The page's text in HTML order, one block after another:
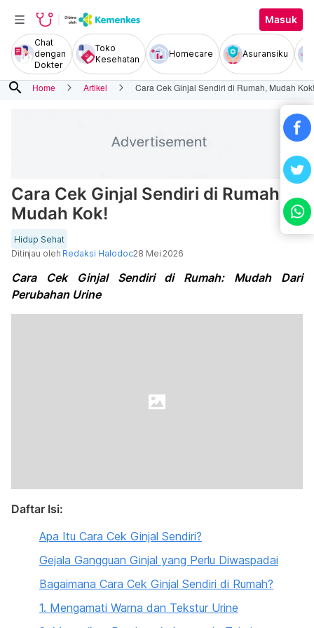
Masuk
Chat
dengan
Dokter
Toko
Kesehatan
Homecare Asuransiku
search Home Artikel Cara Cek Ginjal Sendiri di Rumah, Mudah Kok!
Cara Cek Ginjal Sendiri di Rumah,
Mudah Kok!
Hidup Sehat
Ditinjau oleh Redaksi Halodoc28 Mei 2026
Cara Cek Ginjal Sendiri di Rumah: Mudah Dari
Perubahan Urine
Daftar Isi:
Apa Itu Cara Cek Ginjal Sendiri?
Gejala Gangguan Ginjal yang Perlu Diwaspadai
Bagaimana Cara Cek Ginjal Sendiri di Rumah?
1. Mengamati Warna dan Tekstur Urine